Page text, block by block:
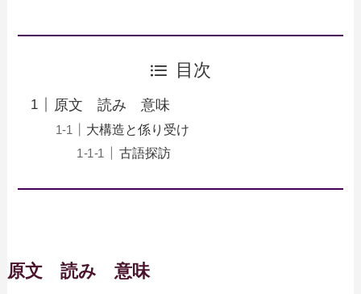
目次
原文 読み 意味
大構造と係り受け
古語探訪
原文 読み 意味